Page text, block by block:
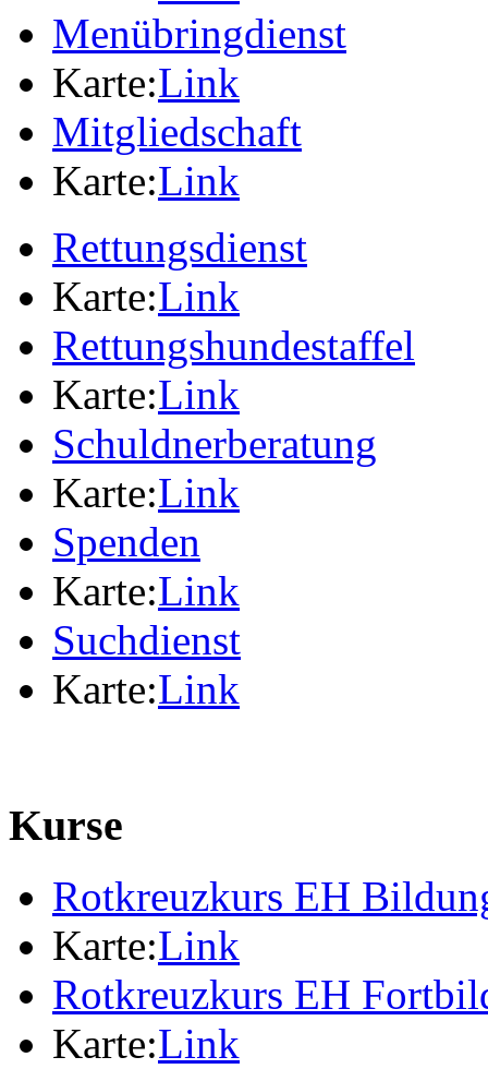
Menübringdienst
Karte:Link
Mitgliedschaft
Karte:Link
Rettungsdienst
Karte:Link
Rettungshundestaffel
Karte:Link
Schuldnerberatung
Karte:Link
Spenden
Karte:Link
Suchdienst
Karte:Link
Kurse
Rotkreuzkurs EH
Karte:Link
Rotkreuzkurs EH
Karte:Link